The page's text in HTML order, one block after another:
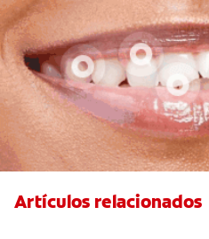
Artículos relacionados